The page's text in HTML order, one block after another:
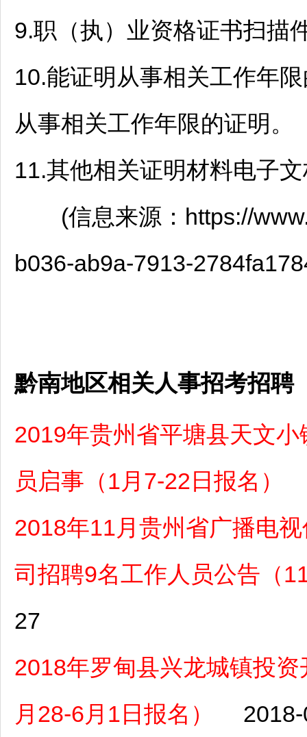
9.职（执）业资格证书扫描
10.能证明从事相关工作年
从事相关工作年限的证明。
11.其他相关证明材料电子
(信息来源：https://
b036-ab9a-7913-
黔南地区相关人事招考招聘
2019年贵州省平塘县天文
员启事（1月7-22日报名）
2018年11月贵州省广播电
司招聘9名工作人员公告（
27
2018年罗甸县兴龙城镇投
月28-6月1日报名）